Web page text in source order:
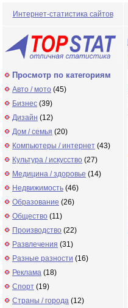
Интернет-статистика сайтов
Просмотр по категориям
Авто / мото (45)
Бизнес (39)
Дизайн (12)
Дом / семья (20)
Компьютеры / интернет (43)
Культура / искусство (27)
Медицина / здоровье (14)
Недвижимость (46)
Образование (26)
Общество (11)
Производство (22)
Развлечения (31)
Разные разности (16)
Реклама (18)
Спорт (19)
Страны / города (12)